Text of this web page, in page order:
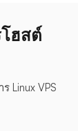
ฮสต์
Linux VPS